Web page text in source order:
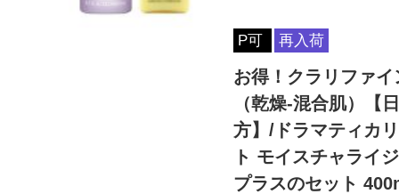
P可 再入荷
お得！クラリファ
（乾燥-混合肌）【
方】/ドラマティカ
ト モイスチャライ
プラスのセット